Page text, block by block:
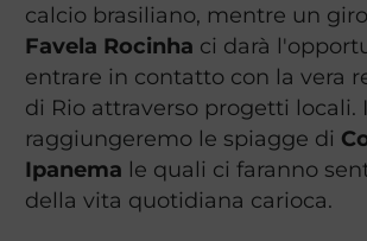
calcio brasiliano, mentre un
Favela Rocinha ci darà
entrare in contatto con la vera
di Rio attraverso progetti locali.
raggiungeremo le spiagge di
Ipanema le quali ci faranno
della vita quotidiana carioca.